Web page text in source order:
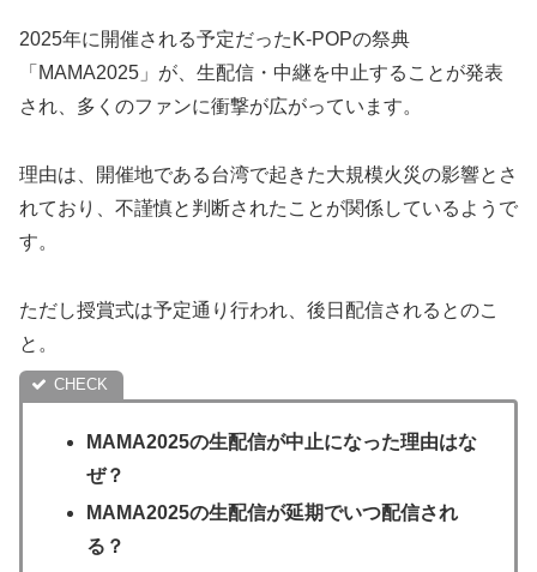
2025年に開催される予定だったK-POPの祭典
「MAMA2025」が、生配信・中継を中止することが発表
され、多くのファンに衝撃が広がっています。
理由は、開催地である台湾で起きた大規模火災の影響とさ
れており、不謹慎と判断されたことが関係しているようで
す。
ただし授賞式は予定通り行われ、後日配信されるとのこ
と。
MAMA2025の生配信が中止になった理由はな
ぜ？
MAMA2025の生配信が延期でいつ配信され
る？